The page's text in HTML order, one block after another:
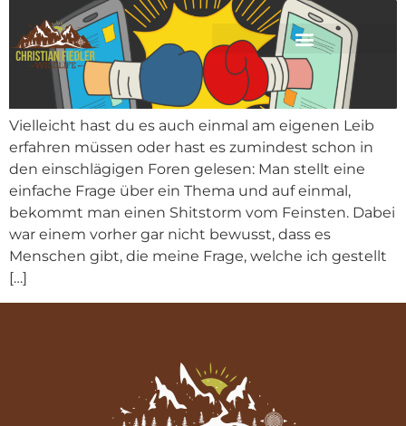
Vielleicht hast du es auch einmal am eigenen Leib
erfahren müssen oder hast es zumindest schon in
den einschlägigen Foren gelesen: Man stellt eine
einfache Frage über ein Thema und auf einmal,
bekommt man einen Shitstorm vom Feinsten. Dabei
war einem vorher gar nicht bewusst, dass es
Menschen gibt, die meine Frage, welche ich gestellt
[…]